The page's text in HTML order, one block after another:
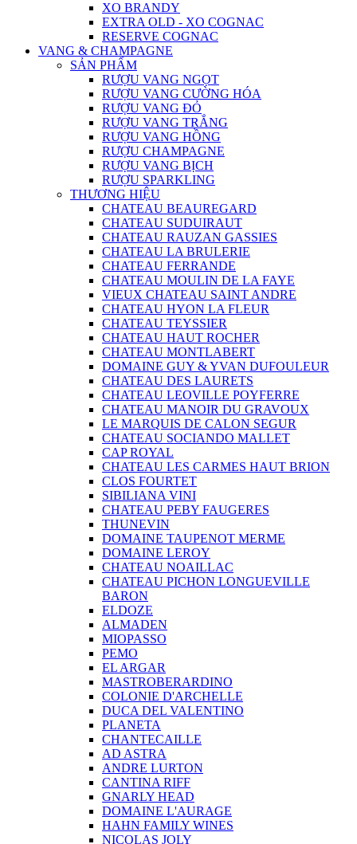
XO BRANDY
EXTRA OLD - XO COGNAC
RESERVE COGNAC
VANG & CHAMPAGNE
SẢN PHẨM
RƯỢU VANG NGỌT
RƯỢU VANG CƯỜNG HÓA
RƯỢU VANG ĐỎ
RƯỢU VANG TRẮNG
RƯỢU VANG HỒNG
RƯỢU CHAMPAGNE
RƯỢU VANG BỊCH
RƯỢU SPARKLING
THƯƠNG HIỆU
CHATEAU BEAUREGARD
CHATEAU SUDUIRAUT
CHATEAU RAUZAN GASSIES
CHATEAU LA BRULERIE
CHATEAU FERRANDE
CHATEAU MOULIN DE LA FAYE
VIEUX CHATEAU SAINT ANDRE
CHATEAU HYON LA FLEUR
CHATEAU TEYSSIER
CHATEAU HAUT ROCHER
CHATEAU MONTLABERT
DOMAINE GUY & YVAN DUFOULEUR
CHATEAU DES LAURETS
CHATEAU LEOVILLE POYFERRE
CHATEAU MANOIR DU GRAVOUX
LE MARQUIS DE CALON SEGUR
CHATEAU SOCIANDO MALLET
CAP ROYAL
CHATEAU LES CARMES HAUT BRION
CLOS FOURTET
SIBILIANA VINI
CHATEAU PEBY FAUGERES
THUNEVIN
DOMAINE TAUPENOT MERME
DOMAINE LEROY
CHATEAU NOAILLAC
CHATEAU PICHON LONGUEVILLE
BARON
ELDOZE
ALMADEN
MIOPASSO
PEMO
EL ARGAR
MASTROBERARDINO
COLONIE D'ARCHELLE
DUCA DEL VALENTINO
PLANETA
CHANTECAILLE
AD ASTRA
ANDRE LURTON
CANTINA RIFF
GNARLY HEAD
DOMAINE L'AURAGE
HAHN FAMILY WINES
NICOLAS JOLY